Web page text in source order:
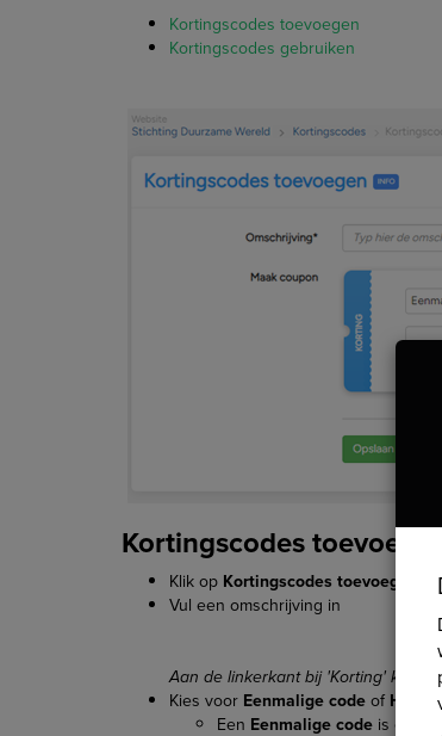
Kortingscodes toevoegen
Kortingscodes gebruiken
Kortingscodes toevoegen
Klik op Kortingscodes toevoegen
Vul een omschrijving in
Aan de linkerkant bij 'Korting' kun
Kies voor Eenmalige codeof
Een Eenmalige code is een